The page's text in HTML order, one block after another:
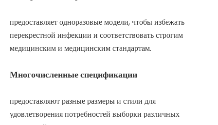
предоставляет одноразовые модели, чтобы избежать
перекрестной инфекции и соответствовать строгим
медицинским и медицинским стандартам.
Многочисленные спецификации
предоставляют разные размеры и стили для
удовлетворения потребностей выборки различных